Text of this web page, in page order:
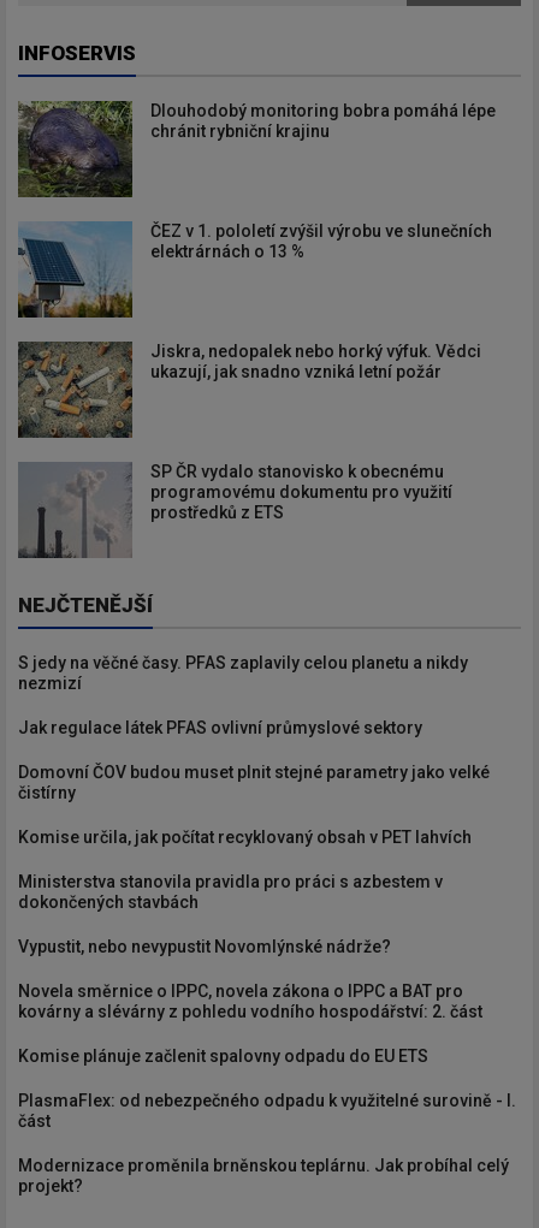
INFOSERVIS
Dlouhodobý monitoring bobra pomáhá lépe
chránit rybniční krajinu
ČEZ v 1. pololetí zvýšil výrobu ve slunečních
elektrárnách o 13 %
Jiskra, nedopalek nebo horký výfuk. Vědci
ukazují, jak snadno vzniká letní požár
SP ČR vydalo stanovisko k obecnému
programovému dokumentu pro využití
prostředků z ETS
NEJČTENĚJŠÍ
S jedy na věčné časy. PFAS zaplavily celou planetu a nikdy
nezmizí
Jak regulace látek PFAS ovlivní průmyslové sektory
Domovní ČOV budou muset plnit stejné parametry jako velké
čistírny
Komise určila, jak počítat recyklovaný obsah v PET lahvích
Ministerstva stanovila pravidla pro práci s azbestem v
dokončených stavbách
Vypustit, nebo nevypustit Novomlýnské nádrže?
Novela směrnice o IPPC, novela zákona o IPPC a BAT pro
kovárny a slévárny z pohledu vodního hospodářství: 2. část
Komise plánuje začlenit spalovny odpadu do EU ETS
PlasmaFlex: od nebezpečného odpadu k využitelné surovině - I.
část
Modernizace proměnila brněnskou teplárnu. Jak probíhal celý
projekt?